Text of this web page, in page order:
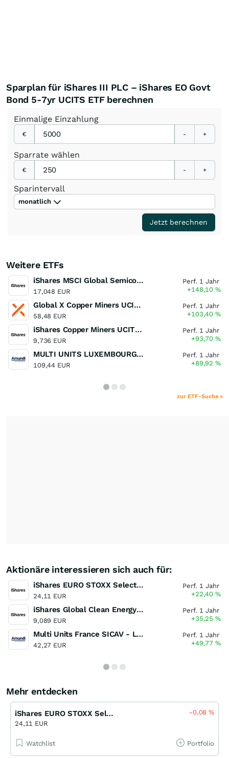
Sparplan für iShares III PLC – iShares EO Govt
Bond 5-7yr UCITS ETF berechnen
Einmalige Einzahlung
€ - +
Sparrate wählen
€ - +
Sparintervall
monatlich
Jetzt berechnen
Weitere ETFs
iShares MSCI Global Semiconductors UCITS ETF USD (Acc)
17,048 EUR
Perf. 1 Jahr
+148,10%
Global X Copper Miners UCITS ETF USD Acc
58,48 EUR
Perf. 1 Jahr
+103,40%
iShares Copper Miners UCITS ETF
9,736 EUR
Perf. 1 Jahr
+93,70%
MULTI UNITS LUXEMBOURG - Lyxor MSCI Semiconductors ESG Filtered
109,44 EUR
Perf. 1 Jahr
+89,92%
zur ETF-Suche »
Aktionäre interessieren sich auch für:
iShares EURO STOXX Select Dividend 30 UCITS ETF (DE)
24,11 EUR
Perf. 1 Jahr
+22,40%
iShares Global Clean Energy UCITS ETF
9,089 EUR
Perf. 1 Jahr
+35,25%
Multi Units France SICAV - Lyxor MSCI New Energy ESG Filtered ( DR ) UCITS ETF
42,27 EUR
Perf. 1 Jahr
+49,77%
Mehr entdecken
iShares EURO STOXX Select Dividend 30 UCITS ETF (DE)
24,11 EUR
-0,08%
Watchlist Portfolio